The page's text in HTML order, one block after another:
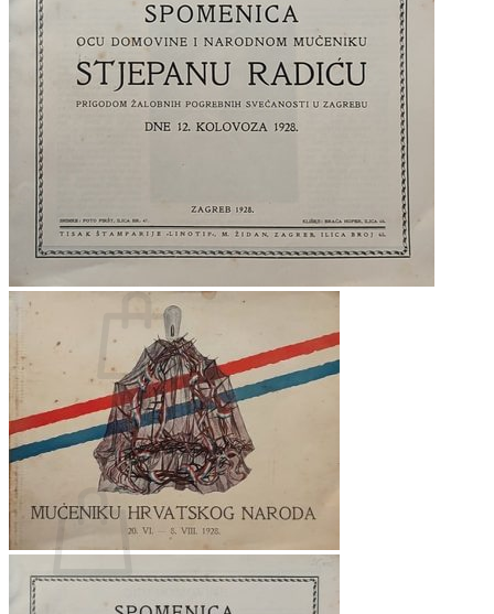
STRIPOVI
TEORIJA I POVIJEST KNJIŽEVNOSTI
VEDUTE
ZAGREB
ZEMLJOVIDI
Otkup knjiga
Nema proizvoda u košarici
Povratak u trgovinu
Košarica
Nema proizvoda u košarici